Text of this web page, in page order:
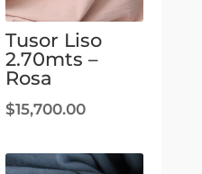
Tusor Liso
2.70mts –
Rosa
$15,700.00